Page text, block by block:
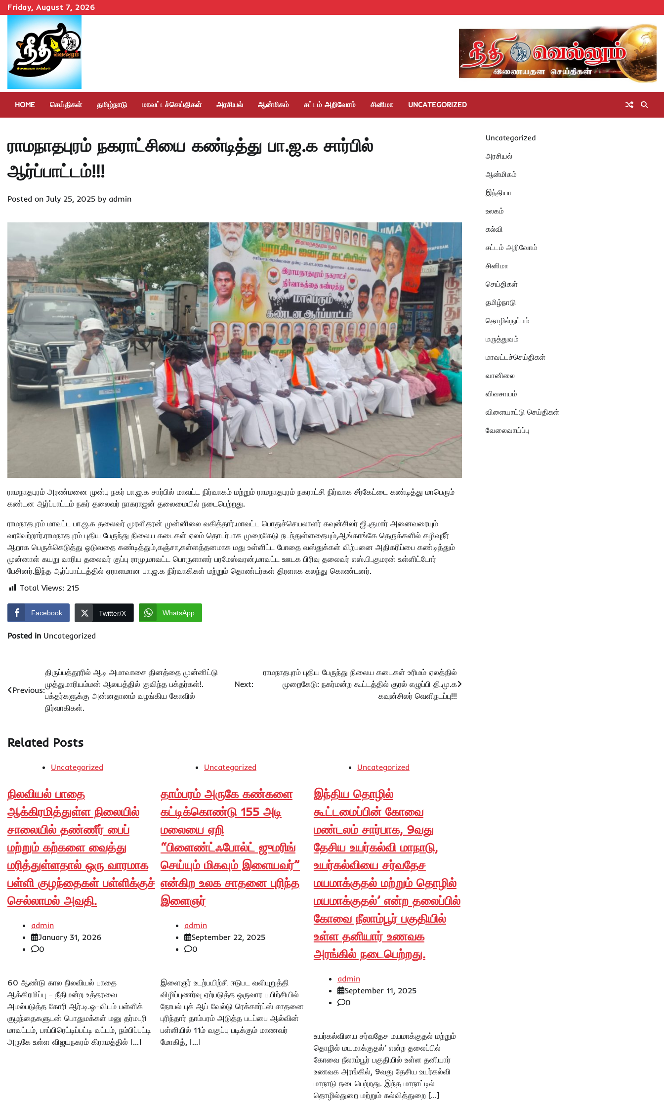
Skip
to
content
Friday, August 7, 2026
Homeசெய்திகள்
தமிழ்நாடுமாவட்டச்செய்திகள்
அரசியல்ஆன்மிகம்
சட்டம்
அறிவோம்
சினிமா
HOME செய்திகள் தமிழ்நாடு மாவட்டச்செய்திகள் அரசியல் ஆன்மிகம் சட்டம் அறிவோம் சினிமா UNCATEGORIZED
ராமநாதபுரம் நகராட்சியை கண்டித்து பா.ஜ.க சார்பில்
ஆர்ப்பாட்டம்!!!
Posted on July 25, 2025 by admin
ராமநாதபுரம் அரண்மனை முன்பு நகர் பா.ஜ.க சார்பில் மாவட்ட நிர்வாகம் மற்றும் ராமநாதபுரம் நகராட்சி நிர்வாக சீர்கேட்டை கண்டித்து மாபெரும்
கண்டன ஆர்ப்பாட்டம் நகர் தலைவர் நாகராஜன் தலைமையில் நடைபெற்றது.
ராமநாதபுரம் மாவட்ட பா.ஜ.க தலைவர் முரளிதரன் முன்னிலை வகித்தார்.மாவட்ட பொதுச்செயலாளர் கவுன்சிலர் ஜி.குமார் அனைவரையும்
வரவேற்றார்.ராமநாதபுரம் புதிய பேருந்து நிலைய கடைகள் ஏலம் தொடர்பாக முறைகேடு நடந்துள்ளதையும்,ஆங்காங்கே தெருக்களில் கழிவுநீர்
ஆறாக பெருக்கெடுத்து ஓடுவதை கண்டித்தும்,கஞ்சா,கள்ளத்தனமாக மது உள்ளிட்ட போதை வஸ்துக்கள் விற்பனை அதிகரிப்பை கண்டித்தும்
முன்னாள் கயறு வாரிய தலைவர் குப்பு ராமு,மாவட்ட பொருளாளர் பரமேஸ்வரன்,மாவட்ட ஊடக பிரிவு தலைவர் எஸ்.பி.குமரன் உள்ளிட்டோர்
பேசினர்.இந்த ஆர்ப்பாட்டத்தில் ஏராளமான பா.ஜ.க நிர்வாகிகள் மற்றும் தொண்டர்கள் திரளாக கலந்து கொண்டனர்.
Total Views: 215
Facebook Twitter/X WhatsApp
Posted in Uncategorized
navigation
Previous:
திருப்பத்தூரில் ஆடி அமாவாசை தினத்தை முன்னிட்டு
முத்துமாரியம்மன் ஆலயத்தில் குவிந்த பக்தர்கள்!.
பக்தர்களுக்கு அன்னதானம் வழங்கிய கோவில்
நிர்வாகிகள்.
Next:
ராமநாதபுரம் புதிய பேருந்து நிலைய கடைகள் உரிமம் ஏலத்தில்
முறைகேடு: நகர்மன்ற கூட்டத்தில் குரல் எழுப்பி தி.மு.க
கவுன்சிலர் வெளிநடப்பு!!!
Related Posts
Uncategorized
நிலவியல் பாதை
ஆக்கிரமித்துள்ள நிலையில்
சாலையில் தண்ணீர் பைப்
மற்றும் கற்களை வைத்து
மரித்துள்ளதால் ஒரு வாரமாக
பள்ளி குழந்தைகள் பள்ளிக்குச்
செல்லாமல் அவதி.
admin
January 31, 2026
0
60 ஆண்டு கால நிலவியல் பாதை
ஆக்கிரமிப்பு – நீதிமன்ற உத்தரவை
அமல்படுத்த கோரி ஆர்.டி.ஓ-விடம் பள்ளிக்
குழந்தைகளுடன் பொதுமக்கள் மனு தர்மபுரி
மாவட்டம், பாப்பிரெட்டிப்பட்டி வட்டம், நம்பிப்பட்டி
அருகே உள்ள விஜயநகரம் கிராமத்தில் […]
Uncategorized
தாம்பரம் அருகே கண்களை
கட்டிக்கொண்டு 155 அடி
மலையை ஏறி
“பிளைண்ட்ஃபோல்ட் ஜுமரிங்
செய்யும் மிகவும் இளையவர்”
என்கிற உலக சாதனை புரிந்த
இளைஞர்
admin
September 22, 2025
0
இளைஞர் உடற்பயிற்சி ஈடுபட வலியுறுத்தி
விழிப்புணர்வு ஏற்படுத்த ஒருவார பயிற்சியில்
நோபல் புக் ஆப் வேல்டு ரெக்கார்ட்ஸ் சாதனை
புரிந்தார் தாம்பரம் அடுத்த படப்பை ஆல்வின்
பள்ளியில் 11ம் வகுப்பு படிக்கும் மாணவர்
மோகித், […]
Uncategorized
இந்திய தொழில்
கூட்டமைப்பின் கோவை
மண்டலம் சார்பாக, 9வது
தேசிய உயர்கல்வி மாநாடு,
உயர்கல்வியை சர்வதேச
மயமாக்குதல் மற்றும் தொழில்
மயமாக்குதல்’ என்ற தலைப்பில்
கோவை நீலாம்பூர் பகுதியில்
உள்ள தனியார் உணவக
அரங்கில் நடைபெற்றது.
admin
September 11, 2025
0
உயர்கல்வியை சர்வதேச மயமாக்குதல் மற்றும்
தொழில் மயமாக்குதல்’ என்ற தலைப்பில்
கோவை நீலாம்பூர் பகுதியில் உள்ள தனியார்
உணவக அரங்கில், 9வது தேசிய உயர்கல்வி
மாநாடு நடைபெற்றது. இந்த மாநாட்டில்
தொழில்துறை மற்றும் கல்வித்துறை […]
Uncategorized
அரசியல்
ஆன்மிகம்
இந்தியா
உலகம்
கல்வி
சட்டம் அறிவோம்
சினிமா
செய்திகள்
தமிழ்நாடு
தொழில்நுட்பம்
மருத்துவம்
மாவட்டச்செய்திகள்
வானிலை
விவசாயம்
விளையாட்டு செய்திகள்
வேலைவாய்ப்பு